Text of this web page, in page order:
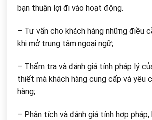
bạn thuận lợi đi vào hoạt động.
– Tư vấn cho khách hàng những điều
khi mở trung tâm ngoại ngữ;
– Thẩm tra và đánh giá tính pháp lý
thiết mà khách hàng cung cấp và yêu
hàng;
– Phân tích và đánh giá tính hợp pháp,